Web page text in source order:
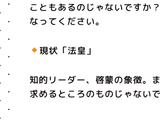
こともあるのじゃないですか
なってください。
現状「法皇」
知的リーダー、啓蒙の象徴。
求めるところのものじゃないで